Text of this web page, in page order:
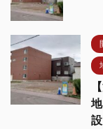
設